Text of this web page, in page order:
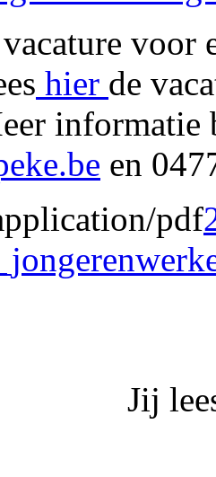
voor
hier de
en
Jij